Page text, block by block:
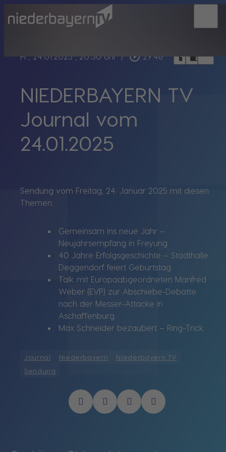
Fr., 24.01.2025, 20:30 Uhr / play_circle_outline 29:48 headphoneschrome_reader_modebookmark_border
NIEDERBAYERN TV
Journal vom
24.01.2025
Sendung vom Freitag, 24. Januar 2025 mit diesen
Themen:
Gemeinsam ins neue Jahr –
Neujahrsempfang in Freyung
40 Jahre Erfolgsgeschichte – Stadthalle
Deggendorf feiert Geburtstag
Talk mit Europaabgeordneten Manfred
Weber (EVP) zur Abschiebe-Debatte
nach der Messer-Attacke in
Aschaffenburg
Max Schneider bezaubert – Ring-Trick
Journal Niederbayern
Niederbayern TV
Sendung